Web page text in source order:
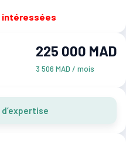
intéressées
225 000 MAD
3 506 MAD / mois